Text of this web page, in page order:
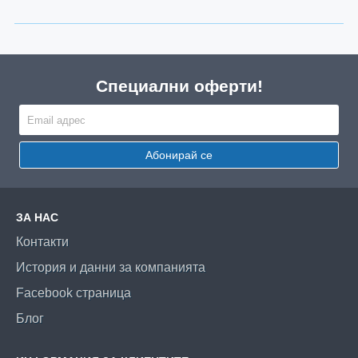
Специални оферти!
Абонирай се
ЗА НАС
Контакти
История и данни за компанията
Facebook страница
Блог